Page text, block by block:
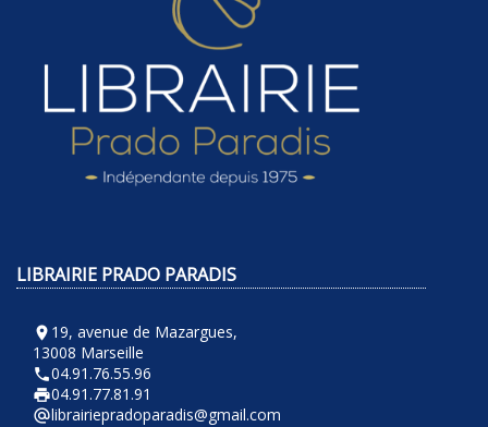
LIBRAIRIE PRADO PARADIS
room 19, avenue de Mazargues,
13008 Marseille
phone04.91.76.55.96
local_printshop04.91.77.81.91
alternate_emaillibrairiepradoparadis@gmail.com